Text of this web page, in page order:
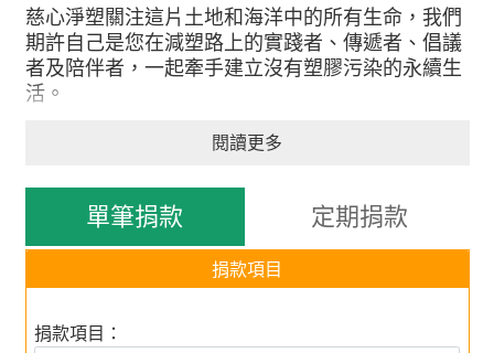
慈心淨塑關注這片土地和海洋中的所有生命，我們
期許自己是您在減塑路上的實踐者、傳遞者、倡議
者及陪伴者，一起牽手建立沒有塑膠污染的永續生
活。
您的每筆捐款，都是減塑推動的一哩路。
以「源頭減量」的認知教育，帶動行為實踐﹔以「減塑交
朋友」的連結行動，創造對話空間，串連起學校教育、大
眾溝通、政策倡議及企業ESG的合作。
✸ 校園減塑，淨塑教育向下扎根，培育小小地球公民
✸ 倡議與時俱進的政府法規
閱讀更多
單筆捐款 定期捐款
捐款項目
捐款項目：